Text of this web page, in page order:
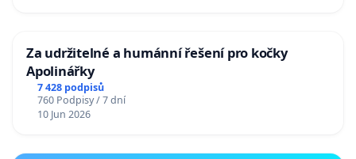
Za udržitelné a humánní řešení pro kočky
Apolinářky
7 428 podpisů
760 Podpisy / 7 dní
10 Jun 2026